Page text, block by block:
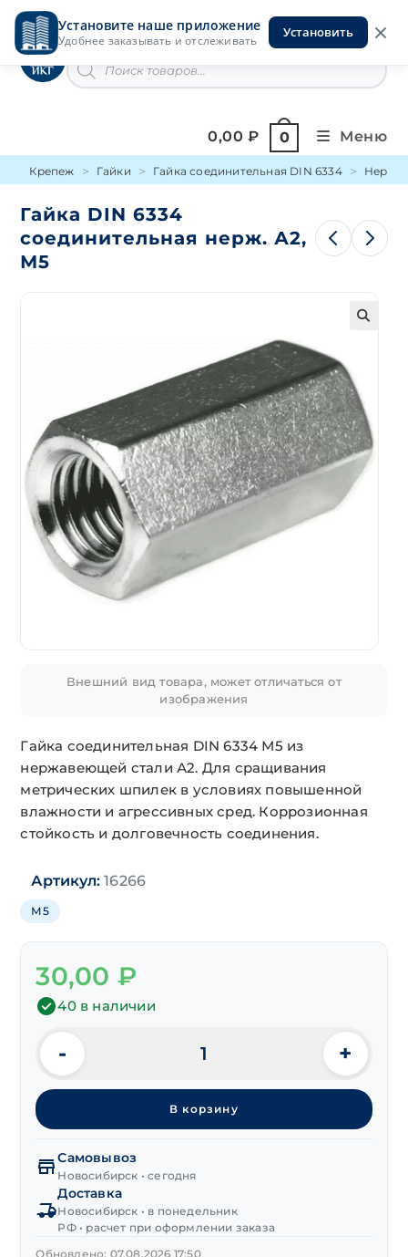
Установите наше приложение
Удобнее заказывать и отслеживать
Установить
Перейти
содержимомуИнструменты на Горской
товаров
0,00₽ 0 Меню
Крепеж Гайки Гайка соединительная DIN 6334
Гайка DIN 6334
соединительная нерж. А2,
М5
Внешний вид товара, может отличаться от
изображения
Гайка соединительная DIN 6334 М5 из
нержавеющей стали А2. Для сращивания
метрических шпилек в условиях повышенной
влажности и агрессивных сред. Коррозионная
стойкость и долговечность соединения.
Артикул: 16266
М5
30,00 ₽
40 в наличии
Количество
товара
Гайка
DIN 6334
нерж.
А2,
М5
- +
В корзину
Самовывоз
Новосибирск • сегодня
Доставка
Новосибирск • в понедельник
РФ • расчет при оформлении заказа
Обновлено: 07.08.2026 17:50